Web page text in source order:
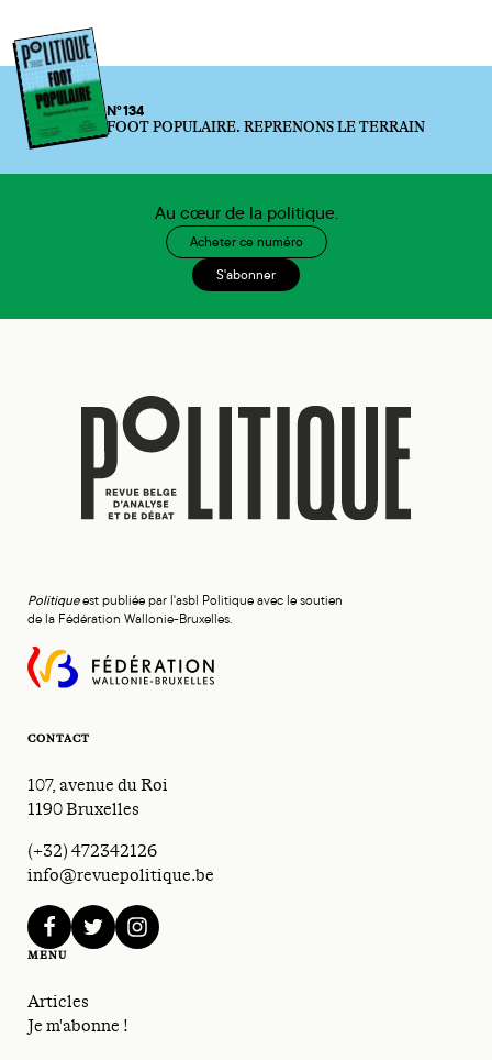
N°134
FOOT POPULAIRE. REPRENONS LE TERRAIN
Au cœur de la politique.
Acheter ce numéro
S'abonner
Politiqueest publiée par l'asbl Politique avec le soutien
de la Fédération Wallonie-Bruxelles.
CONTACT
107, avenue du Roi
1190 Bruxelles
(+32) 472342126
info@revuepolitique.be
facebooktwitterinstagram
MENU
Articles
Je m'abonne !